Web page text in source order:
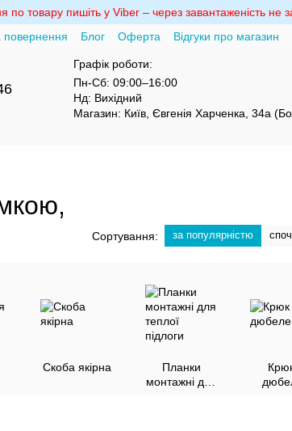
пишіть у Viber – через завантаженість не
повернення Блог Оферта
Відгуки про магазин
Графік роботи:
Пн-Сб: 09:00–16:00
Нд: Вихідний
Магазин: Київ, Євгенія Харченка, 34а
Сортування: за популярністю
Скоба якірна
Планки
монтажні для